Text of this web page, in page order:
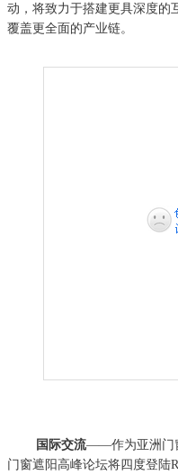
动，将致力于搭建更具深度的
覆盖更全面的产业链。
国际交流——作为亚洲门
门窗遮阳高峰论坛将四度登